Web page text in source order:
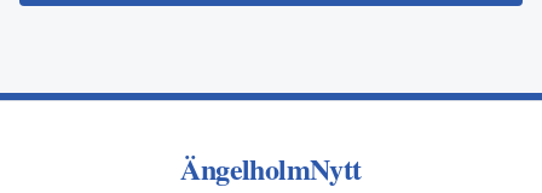
ÄngelholmNytt